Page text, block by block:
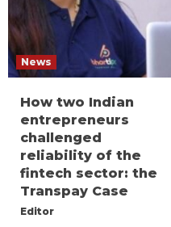
News
How two Indian
entrepreneurs
challenged
reliability of the
fintech sector: the
Transpay Case
Editor